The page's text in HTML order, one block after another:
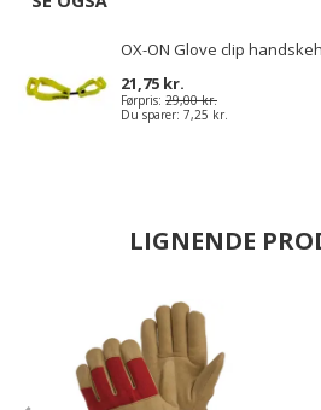
OX-ON Glove clip
21,75 kr.
Førpris: 29,00 kr.
Du sparer: 7,25 kr.
LIGNENDE